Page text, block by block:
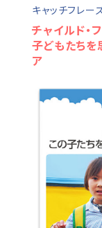
キャッチフレ
チャイルド・
子どもたちを
ア